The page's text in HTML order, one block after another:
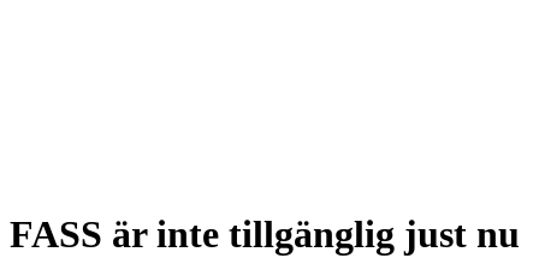
FASS är inte tillgänglig just nu